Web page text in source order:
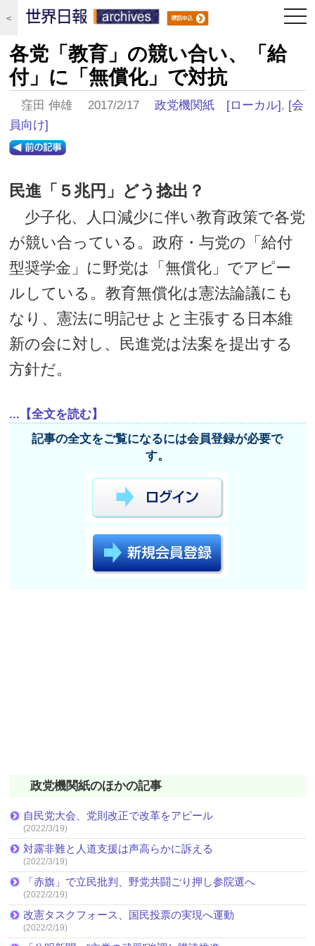
＜
各党「教育」の競い合い、「給
付」に「無償化」で対抗
窪田 伸雄 2017/2/17政党機関紙 [ローカル], [会
員向け]
民進「５兆円」どう捻出？
少子化、人口減少に伴い教育政策で各党
が競い合っている。政府・与党の「給付
型奨学金」に野党は「無償化」でアピー
ルしている。教育無償化は憲法論議にも
なり、憲法に明記せよと主張する日本維
新の会に対し、民進党は法案を提出する
方針だ。
...【全文を読む】
記事の全文をご覧になるには会員登録が必要で
す。
政党機関紙のほかの記事
自民党大会、党則改正で改革をアピール
(2022/3/19)
対露非難と人道支援は声高らかに訴える
(2022/3/19)
「赤旗」で立民批判、野党共闘ごり押し参院選へ
(2022/2/19)
改憲タスクフォース、国民投票の実現へ運動
(2022/2/19)